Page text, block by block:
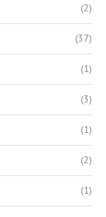
(2)
(37)
(1)
(3)
(1)
(2)
(1)